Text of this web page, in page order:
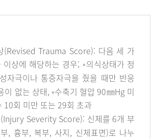
(Revised Trauma Score): 다음 세 가
상에 해당하는 경우; ◦의식상태가 정
자극이나 통증자극을 줬을 때만 반응
이 없는 상태, ◦수축기 혈압 90㎜Hg 미
10회 미만 또는 29회 초과
Severity Score): 신체를 6개 부
, 흉부, 복부, 사지, 신체표면)로 나누